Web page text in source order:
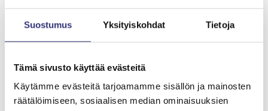
Suostumus Yksityiskohdat Tietoja
Tämä sivusto käyttää evästeitä
Käytämme evästeitä tarjoamamme sisällön ja mainosten
räätälöimiseen, sosiaalisen median ominaisuuksien
Parkkipate
info@parkkipate.fi
puh. 020 721 8499 / 09 4134 5100
Jäikö autosi parkkihalliin?